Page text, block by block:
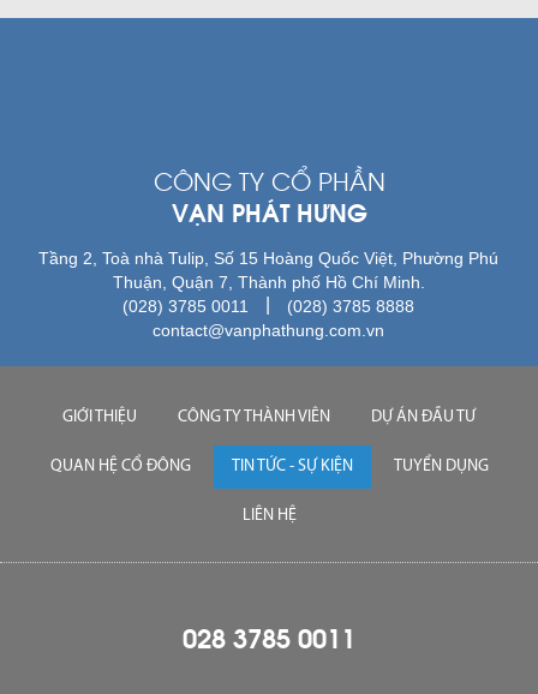
CÔNG TY CỔ PHẦN
VẠN PHÁT HƯNG
Tầng 2, Toà nhà Tulip, Số 15 Hoàng Quốc Việt, Phường Phú
Thuận, Quận 7, Thành phố Hồ Chí Minh.
(028) 3785 0011
(028) 3785 8888
contact@vanphathung.com.vn
GIỚI THIỆU CÔNG TY THÀNH VIÊN DỰ ÁN ĐẦU TƯ
QUAN HỆ CỔ ĐÔNG TIN TỨC - SỰ KIỆN TUYỂN DỤNG
LIÊN HỆ
028 3785 0011